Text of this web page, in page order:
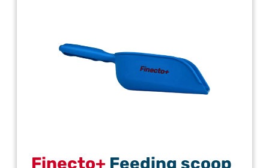
Finecto+ Feeding scoop